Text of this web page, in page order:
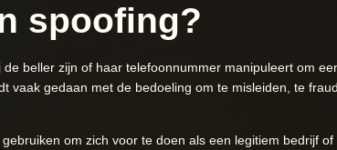
spoofing?
beller zijn of haar telefoonnummer manipuleert om
vaak gedaan met de bedoeling om te misleiden, te
om zich voor te doen als een legitiem bedrijf